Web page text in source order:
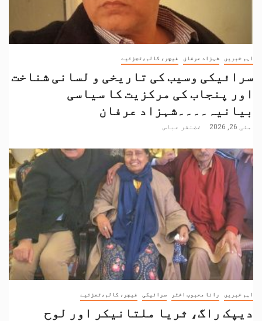
اہم خبریں شہزاد عرفان فیچر، کالم،تجزئیے
سرائیکی وسیب کی تاریخی و لسانی شناخت
اور پنجاب کی مرکزیت کا سیاسی
بیانیہ۔۔۔۔شہزاد عرفان
مئی 26, 2026 غضنفر عباس
اہم خبریں رانا محبوب اختر سرائیکی فیچر، کالم،تجزئیے
دیپک راگ، ثریا ملتانیکر اور لوح